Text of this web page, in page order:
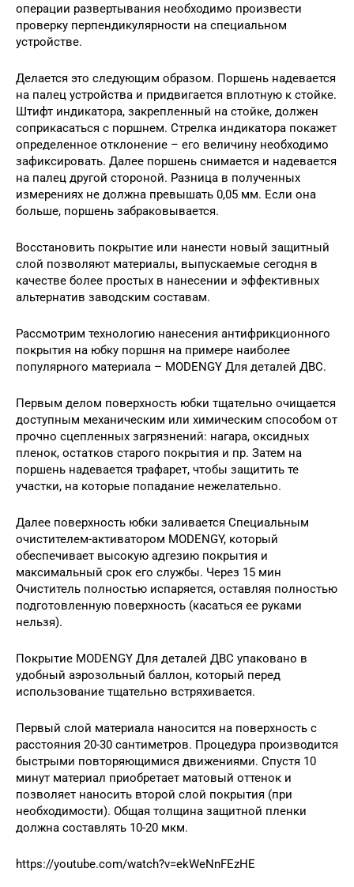
операции развертывания необходимо произвести
проверку перпендикулярности на специальном
устройстве.
Делается это следующим образом. Поршень надевается
на палец устройства и придвигается вплотную к стойке.
Штифт индикатора, закрепленный на стойке, должен
соприкасаться с поршнем. Стрелка индикатора покажет
определенное отклонение – его величину необходимо
зафиксировать. Далее поршень снимается и надевается
на палец другой стороной. Разница в полученных
измерениях не должна превышать 0,05 мм. Если она
больше, поршень забраковывается.
Восстановить покрытие или нанести новый защитный
слой позволяют материалы, выпускаемые сегодня в
качестве более простых в нанесении и эффективных
альтернатив заводским составам.
Рассмотрим технологию нанесения антифрикционного
покрытия на юбку поршня на примере наиболее
популярного материала – MODENGY Для деталей ДВС.
Первым делом поверхность юбки тщательно очищается
доступным механическим или химическим способом от
прочно сцепленных загрязнений: нагара, оксидных
пленок, остатков старого покрытия и пр. Затем на
поршень надевается трафарет, чтобы защитить те
участки, на которые попадание нежелательно.
Далее поверхность юбки заливается Специальным
очистителем-активатором MODENGY, который
обеспечивает высокую адгезию покрытия и
максимальный срок его службы. Через 15 мин
Очиститель полностью испаряется, оставляя полностью
подготовленную поверхность (касаться ее руками
нельзя).
Покрытие MODENGY Для деталей ДВС упаковано в
удобный аэрозольный баллон, который перед
использование тщательно встряхивается.
Первый слой материала наносится на поверхность с
расстояния 20-30 сантиметров. Процедура производится
быстрыми повторяющимися движениями. Спустя 10
минут материал приобретает матовый оттенок и
позволяет наносить второй слой покрытия (при
необходимости). Общая толщина защитной пленки
должна составлять 10-20 мкм.
https://youtube.com/watch?v=ekWeNnFEzHE